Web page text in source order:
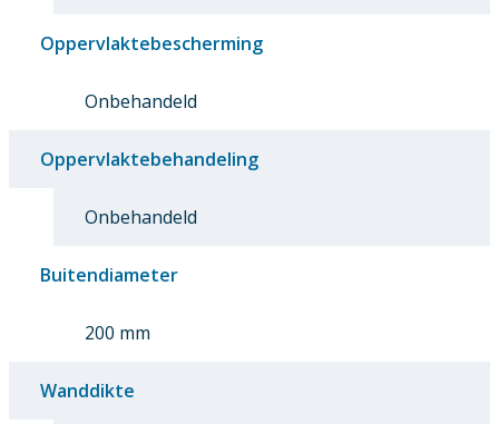
Oppervlaktebescherming
Onbehandeld
Oppervlaktebehandeling
Onbehandeld
Buitendiameter
200 mm
Wanddikte